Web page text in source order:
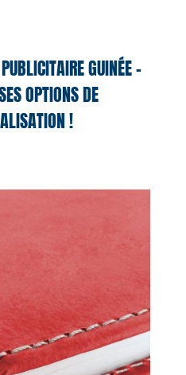
GUINÉE –
OPTIONS DE
!